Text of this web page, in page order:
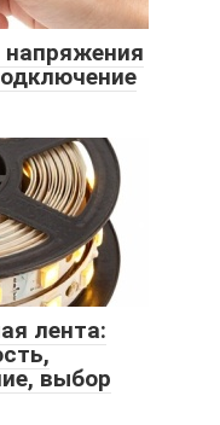
лента:
выбор